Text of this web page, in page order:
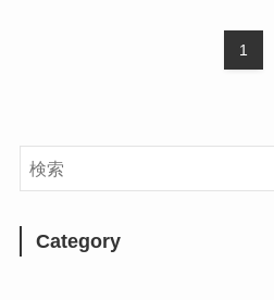
1
Category